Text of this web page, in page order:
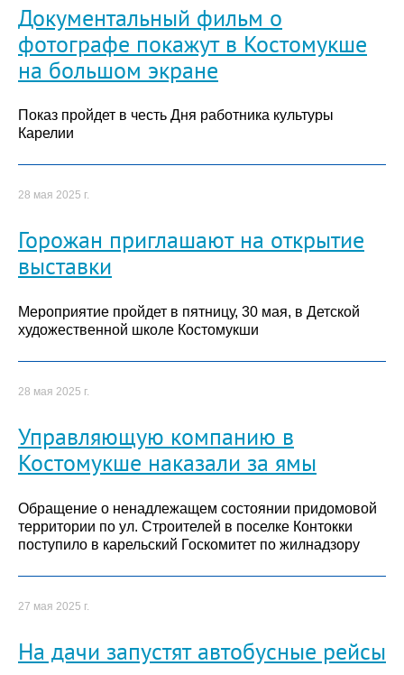
Документальный фильм о
фотографе покажут в Костомукше
на большом экране
Показ пройдет в честь Дня работника культуры
Карелии
28 мая 2025 г.
Горожан приглашают на открытие
выставки
Мероприятие пройдет в пятницу, 30 мая, в Детской
художественной школе Костомукши
28 мая 2025 г.
Управляющую компанию в
Костомукше наказали за ямы
Обращение о ненадлежащем состоянии придомовой
территории по ул. Строителей в поселке Контокки
поступило в карельский Госкомитет по жилнадзору
27 мая 2025 г.
На дачи запустят автобусные рейсы